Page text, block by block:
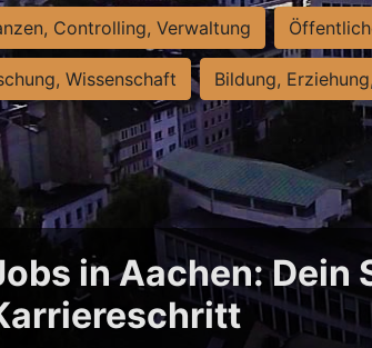
Controlling, Verwaltung
Wissenschaft Bildung,
in Aachen: Dein